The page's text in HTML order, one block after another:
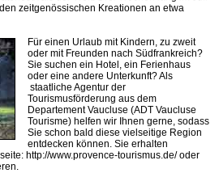
zeitgenössischen Kreationen an etwa
Für einen Urlaub mit Kindern, zu zweit
oder mit Freunden nach Südfrankreich?
Sie suchen ein Hotel, ein Ferienhaus
oder eine andere Unterkunft? Als
staatliche Agentur der
Tourismusförderung aus dem
Departement Vaucluse (ADT Vaucluse
Tourisme) helfen wir Ihnen gerne, sodass
Sie schon bald diese vielseitige Region
entdecken können. Sie erhalten
http://www.provence-tourismus.de/ oder